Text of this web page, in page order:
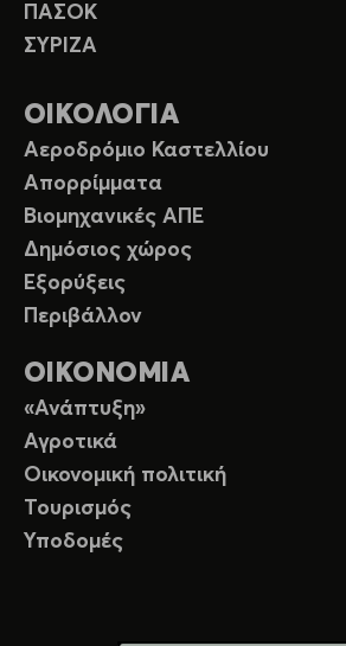
ΠΑΣΟΚ
ΣΥΡΙΖΑ
ΟΙΚΟΛΟΓΙΑ
Αεροδρόμιο Καστελλίου
Απορρίμματα
Βιομηχανικές ΑΠΕ
Δημόσιος χώρος
Εξορύξεις
Περιβάλλον
ΟΙΚΟΝΟΜΙΑ
«Ανάπτυξη»
Αγροτικά
Οικονομική πολιτική
Τουρισμός
Υποδομές